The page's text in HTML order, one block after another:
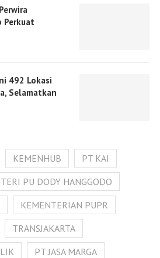
Perkuat
492 Lokasi
Selamatkan
KEMENHUB
PT KAI
PU DODY HANGGODO
KEMENTERIAN PUPR
TRANSJAKARTA
PT JASA MARGA